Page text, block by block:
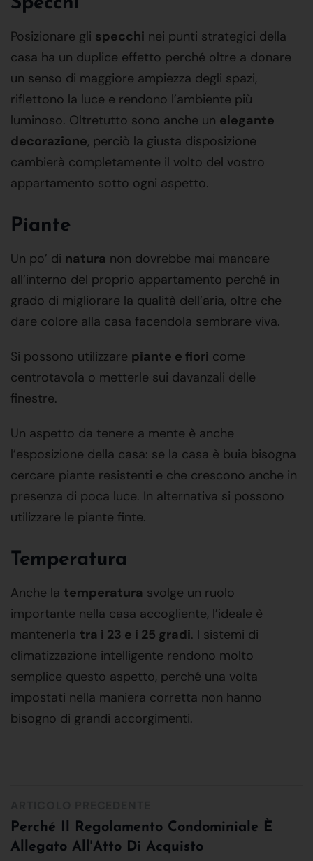
Posizionare gli specchi nei punti strategici della
casa ha un duplice effetto perché oltre a donare
un senso di maggiore ampiezza degli spazi,
riflettono la luce e rendono l’ambiente più
luminoso. Oltretutto sono anche un elegante
decorazione, perciò la giusta disposizione
cambierà completamente il volto del vostro
appartamento sotto ogni aspetto.
Piante
Un po’ di natura non dovrebbe mai mancare
all’interno del proprio appartamento perché in
grado di migliorare la qualità dell’aria, oltre che
dare colore alla casa facendola sembrare viva.
Si possono utilizzare piante e fiori come
centrotavola o metterle sui davanzali delle
finestre.
Un aspetto da tenere a mente è anche
l’esposizione della casa: se la casa è buia bisogna
cercare piante resistenti e che crescono anche in
presenza di poca luce. In alternativa si possono
utilizzare le piante finte.
Temperatura
Anche la temperatura svolge un ruolo
importante nella casa accogliente, l’ideale è
mantenerla tra i 23 e i 25 gradi. I sistemi di
climatizzazione intelligente rendono molto
semplice questo aspetto, perché una volta
impostati nella maniera corretta non hanno
bisogno di grandi accorgimenti.
Perché Il Regolamento Condominiale È
Allegato All'Atto Di Acquisto